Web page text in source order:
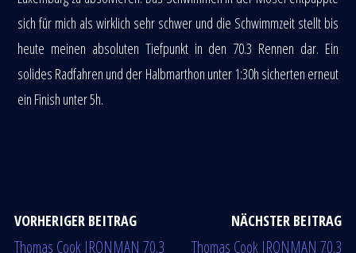
sich für mich als wirklich sehr schwer und die Schwimmzeit stellt bis
heute meinen absoluten Tiefpunkt in den 70.3 Rennen dar. Ein
solides Radfahren und der Halbmarthon unter 1:30h sicherten erneut
ein Finish unter 5h.
VORHERIGER BEITRAG
Thomas Cook IRONMAN 70.3
NÄCHSTER BEITRAG
Thomas Cook IRONMAN 70.3